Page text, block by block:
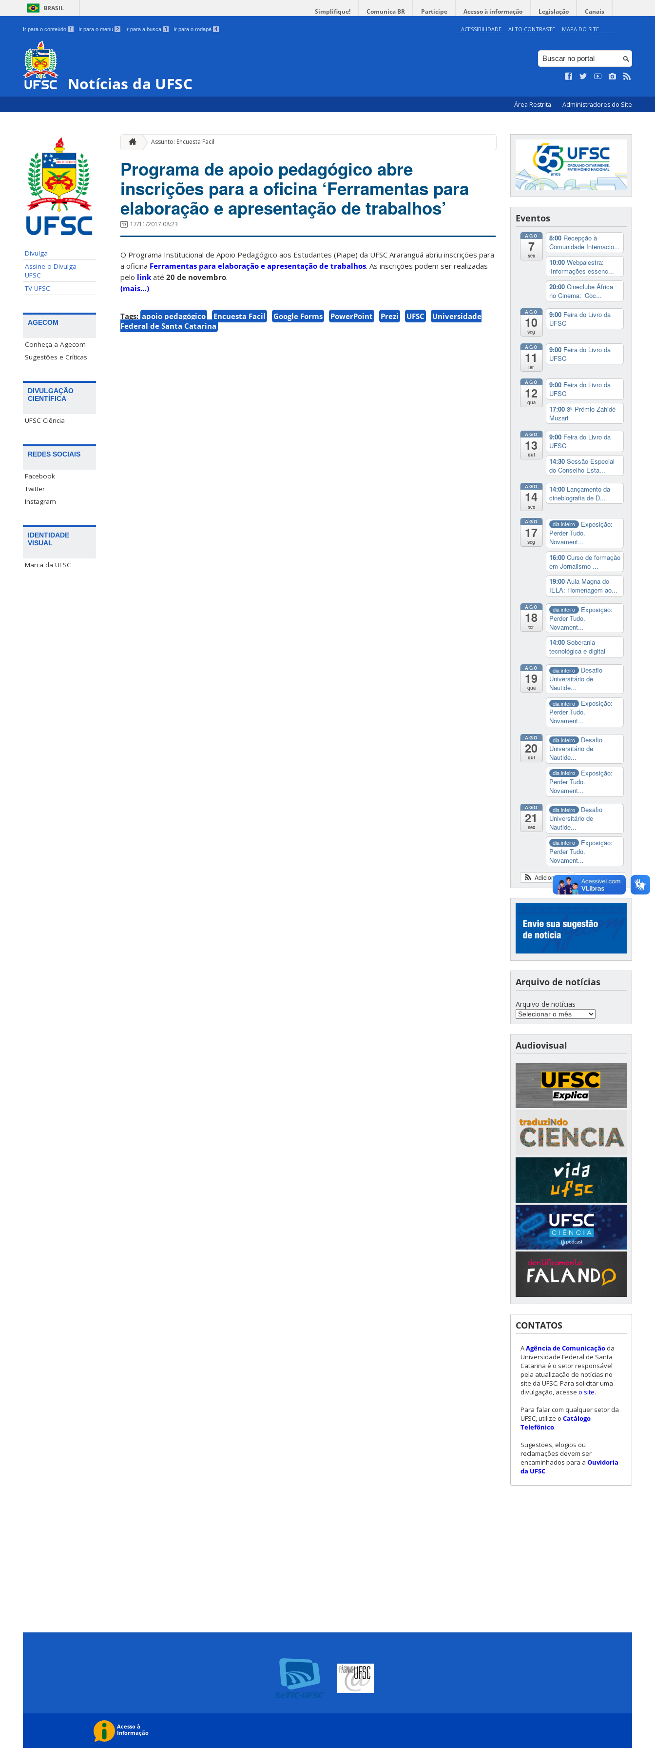
BRASIL Simplifique! Comunica BR Participe Acesso à informação Legislação Canais
Ir para o conteúdo 1 Ir para o menu 2 Ir para a busca 3 Ir para o rodapé 4 ACESSIBILIDADE ALTO CONTRASTE MAPA DO SITE
Notícias da UFSC
Área Restrita Administradores do Site
Divulga
Assine o Divulga
UFSC
TV UFSC
AGECOM
Conheça a Agecom
Sugestões e Críticas
DIVULGAÇÃO
CIENTÍFICA
UFSC Ciência
REDES SOCIAIS
Facebook
Twitter
Instagram
IDENTIDADE
VISUAL
Marca da UFSC
Assunto: Encuesta Facil
Programa de apoio pedagógico abre
inscrições para a oficina ‘Ferramentas para
elaboração e apresentação de trabalhos’
17/11/2017 08:23
O Programa Institucional de Apoio Pedagógico aos Estudantes (Piape) da UFSC Araranguá abriu inscrições para
a oficina Ferramentas para elaboração e apresentação de trabalhos. As inscrições podem ser realizadas
pelo link até 20 de novembro.
(mais…)
Tags: apoio pedagógico Encuesta Facil Google Forms PowerPoint Prezi UFSC
Universidade
Federal de Santa Catarina
Eventos
AGO
7
sex
8:00 Recepção à
Comunidade Internacio...
10:00 Webpalestra:
‘Informações essenc...
20:00 Cineclube África
no Cinema: ‘Coc...
AGO
10
seg
9:00 Feira do Livro da
UFSC
AGO
11
ter
9:00 Feira do Livro da
UFSC
AGO
12
qua
9:00 Feira do Livro da
UFSC
17:00 3º Prêmio Zahidé
Muzart
AGO
13
qui
9:00 Feira do Livro da
UFSC
14:30 Sessão Especial
do Conselho Esta...
AGO
14
sex
14:00 Lançamento da
cinebiografia de D...
AGO
17
seg
dia inteiro
Exposição:
Perder Tudo.
Novament...
16:00 Curso de formação
em Jornalismo ...
19:00 Aula Magna do
IELA: Homenagem ao...
AGO
18
ter
dia inteiro
Exposição:
Perder Tudo.
Novament...
14:00 Soberania
tecnológica e digital
AGO
19
qua
dia inteiro
Desafio
Universitário de
Nautide...
dia inteiro
Exposição:
Perder Tudo.
Novament...
AGO
20
qui
dia inteiro
Desafio
Universitário de
Nautide...
dia inteiro
Exposição:
Perder Tudo.
Novament...
AGO
21
sex
dia inteiro
Desafio
Universitário de
Nautide...
dia inteiro
Exposição:
Perder Tudo.
Novament...
Ver calendário
Adicionar
Arquivo de notícias
Arquivo de notícias
Audiovisual
CONTATOS
AAgência de Comunicação da
Universidade Federal de Santa
Catarina é o setor responsável
pela atualização de notícias no
site da UFSC. Para solicitar uma
divulgação, acesse o site.
Para falar com qualquer setor da
UFSC, utilize o Catálogo
Telefônico.
Sugestões, elogios ou
reclamações devem ser
encaminhados para a Ouvidoria
da UFSC.